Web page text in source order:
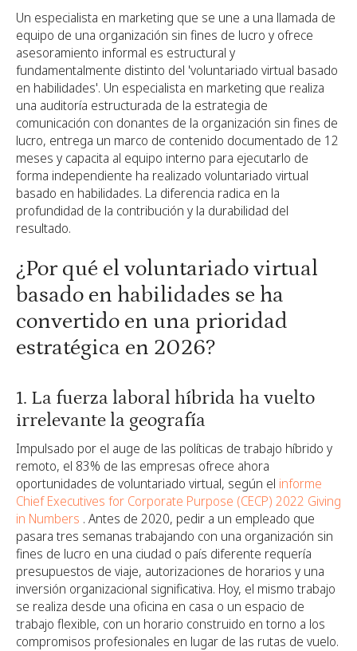
Un especialista en marketing que se une a una llamada de
equipo de una organización sin fines de lucro y ofrece
asesoramiento informal es estructural y
fundamentalmente distinto del 'voluntariado virtual basado
en habilidades'. Un especialista en marketing que realiza
una auditoría estructurada de la estrategia de
comunicación con donantes de la organización sin fines de
lucro, entrega un marco de contenido documentado de 12
meses y capacita al equipo interno para ejecutarlo de
forma independiente ha realizado voluntariado virtual
basado en habilidades. La diferencia radica en la
profundidad de la contribución y la durabilidad del
resultado.
¿Por qué el voluntariado virtual
basado en habilidades se ha
convertido en una prioridad
estratégica en 2026?
1. La fuerza laboral híbrida ha vuelto
irrelevante la geografía
Impulsado por el auge de las políticas de trabajo híbrido y
remoto, el 83% de las empresas ofrece ahora
oportunidades de voluntariado virtual, según el informe
Chief Executives for Corporate Purpose (CECP) 2022 Giving
in Numbers . Antes de 2020, pedir a un empleado que
pasara tres semanas trabajando con una organización sin
fines de lucro en una ciudad o país diferente requería
presupuestos de viaje, autorizaciones de horarios y una
inversión organizacional significativa. Hoy, el mismo trabajo
se realiza desde una oficina en casa o un espacio de
trabajo flexible, con un horario construido en torno a los
compromisos profesionales en lugar de las rutas de vuelo.